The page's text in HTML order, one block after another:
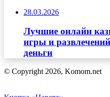
28.03.2026
Лучшие онлайн
игры и
деньги
© Copyright 2026, Komom.net